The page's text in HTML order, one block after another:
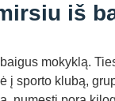
iš
mokyklą.
į sporto klubą,